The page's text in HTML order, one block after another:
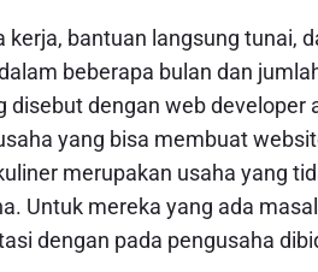
bantuan langsung tunai,
beberapa bulan dan
dengan web developer
yang bisa membuat
merupakan usaha yang
Untuk mereka yang ada
dengan pada pengusaha